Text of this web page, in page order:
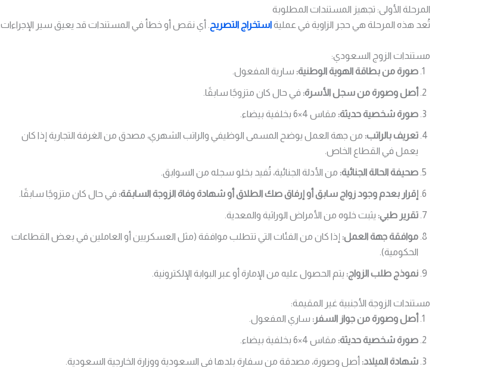
المرحلة الأولى: تجهيز المستندات المطلوبة
تُعد هذه المرحلة هي حجر الزاوية في عمليةاستخراج التصريح . أي نقص أو خطأ في المستندات قد يعيق سير الإجراءات.
مستندات الزوج السعودي:
صورة من بطاقة الهوية الوطنية: سارية المفعول.
أصل وصورة من سجل الأسرة: في حال كان متزوجًا سابقًا.
صورة شخصية حديثة: مقاس 4×6 بخلفية بيضاء.
تعريف بالراتب: من جهة العمل يوضح المسمى الوظيفي والراتب الشهري، مصدق من الغرفة التجارية إذا كان
يعمل في القطاع الخاص.
صحيفة الحالة الجنائية: من الأدلة الجنائية، تُفيد بخلو سجله من السوابق.
إقرار بعدم وجود زواج سابق أو إرفاق صك الطلاق أو شهادة وفاة الزوجة السابقة: في حال كان متزوجًا سابقًا.
تقرير طبي: يثبت خلوه من الأمراض الوراثية والمعدية.
موافقة جهة العمل: إذا كان من الفئات التي تتطلب موافقة (مثل العسكريين أو العاملين في بعض القطاعات
الحكومية).
نموذج طلب الزواج: يتم الحصول عليه من الإمارة أو عبر البوابة الإلكترونية.
مستندات الزوجة الأجنبية غير المقيمة:
أصل وصورة من جواز السفر: ساري المفعول.
صورة شخصية حديثة: مقاس 4×6 بخلفية بيضاء.
شهادة الميلاد: أصل وصورة، مصدقة من سفارة بلدها في السعودية ووزارة الخارجية السعودية.